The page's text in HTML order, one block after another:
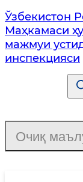
Ўзбекистон
Маҳкамаси
мажмуи
инспекцияси
Очиқ